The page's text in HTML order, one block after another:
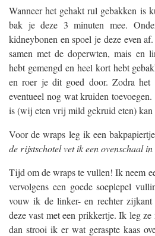
Wanneer het gehakt rul gebakken is
bak je deze 3 minuten mee.
kidneybonen en spoel je deze even
samen met de doperwten, mais en
hebt gemengd en heel kort hebt
en roer je dit goed door. Zodra het
eventueel nog wat kruiden
is (wij eten vrij mild gekruid eten)
Voor de wraps leg ik een
de rijstschotel vet ik een ovenschaal in
Tijd om de wraps te vullen! Ik neem
vervolgens een goede soeplepel
vouw ik de linker- en rechter
deze vast met een prikkertje. Ik leg ze
dan strooi ik er wat geraspte kaas